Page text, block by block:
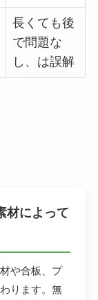
長くても後
で問題な
し、は誤解
材によって
や合板、プ
ります。無